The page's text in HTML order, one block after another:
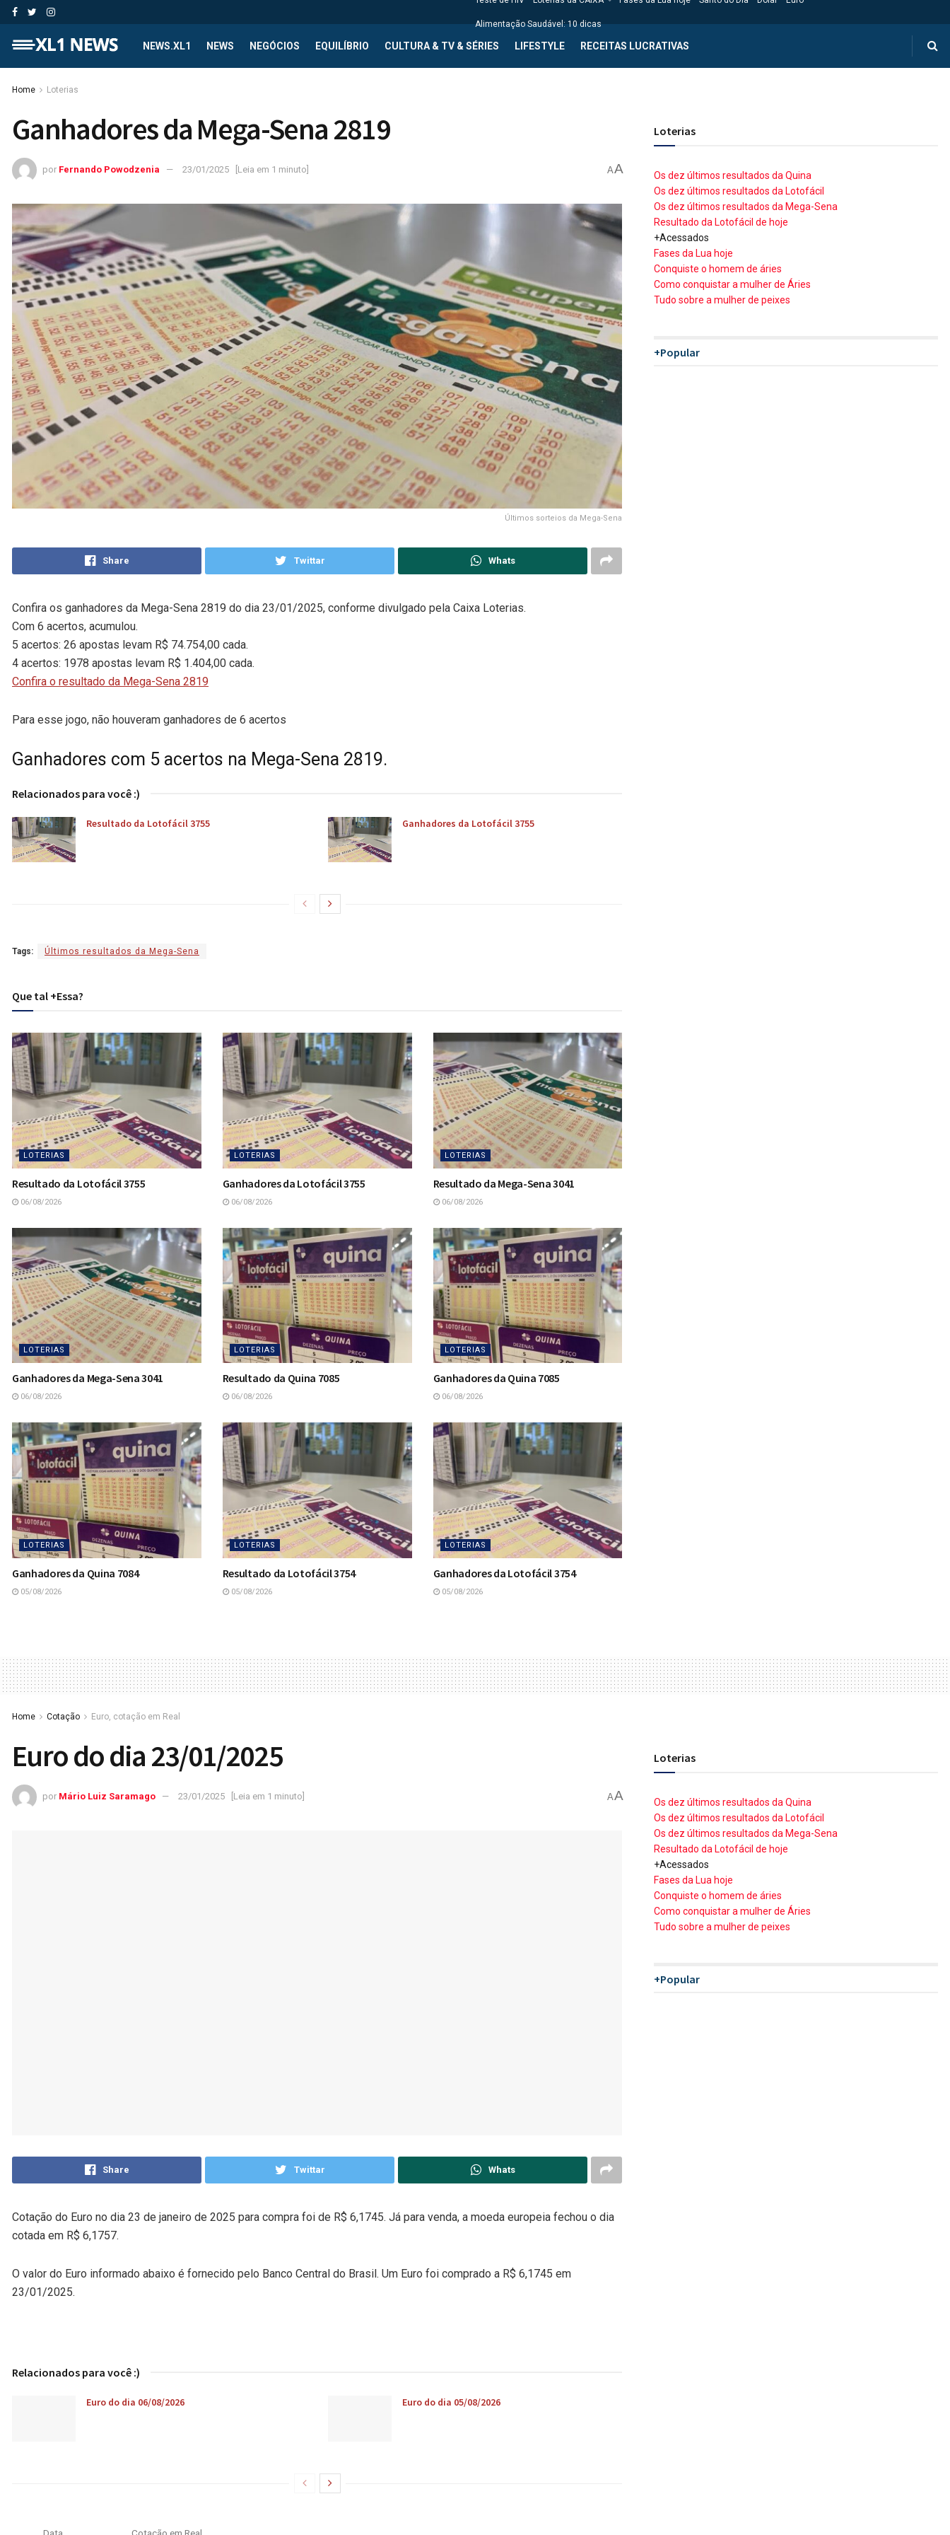
Alimentação Saudável: 10 dicas
NEWS.XL1 NEWS NEGÓCIOS EQUILÍBRIO CULTURA & TV & SÉRIES LIFESTYLE RECEITAS LUCRATIVAS
Home Loterias
Ganhadores da Mega-Sena 2819
por Fernando Powodzenia 23/01/2025 [Leia em 1 minuto] AA
Últimos sorteios da Mega-Sena
Share Twittar Whats
Confira os ganhadores da Mega-Sena 2819 do dia 23/01/2025, conforme divulgado pela Caixa Loterias.
Com 6 acertos, acumulou.
5 acertos: 26 apostas levam R$ 74.754,00 cada.
4 acertos: 1978 apostas levam R$ 1.404,00 cada.
Confira o resultado da Mega-Sena 2819
Para esse jogo, não houveram ganhadores de 6 acertos
Ganhadores com 5 acertos na Mega-Sena 2819.
Relacionados para você :)
Resultado da Lotofácil 3755 Ganhadores da Lotofácil 3755
Tags: Últimos resultados da Mega-Sena
Que tal +Essa?
LOTERIAS
Resultado da Lotofácil 3755
06/08/2026
LOTERIAS
Ganhadores da Lotofácil 3755
06/08/2026
LOTERIAS
Resultado da Mega-Sena 3041
06/08/2026
LOTERIAS
Ganhadores da Mega-Sena 3041
06/08/2026
LOTERIAS
Resultado da Quina 7085
06/08/2026
LOTERIAS
Ganhadores da Quina 7085
06/08/2026
LOTERIAS
Ganhadores da Quina 7084
05/08/2026
LOTERIAS
Resultado da Lotofácil 3754
05/08/2026
LOTERIAS
Ganhadores da Lotofácil 3754
05/08/2026
Loterias
Os dez últimos resultados da Quina
Os dez últimos resultados da Lotofácil
Os dez últimos resultados da Mega-Sena
Resultado da Lotofácil de hoje
+Acessados
Fases da Lua hoje
Conquiste o homem de áries
Como conquistar a mulher de Áries
Tudo sobre a mulher de peixes
+Popular
Home Cotação Euro, cotação em Real
Euro do dia 23/01/2025
por Mário Luiz Saramago 23/01/2025 [Leia em 1 minuto] AA
Share Twittar Whats
Cotação do Euro no dia 23 de janeiro de 2025 para compra foi de R$ 6,1745. Já para venda, a moeda europeia fechou o dia
cotada em R$ 6,1757.
O valor do Euro informado abaixo é fornecido pelo Banco Central do Brasil. Um Euro foi comprado a R$ 6,1745 em
23/01/2025.
Relacionados para você :)
Euro do dia 06/08/2026 Euro do dia 05/08/2026
Data Cotação em Real
Loterias
Os dez últimos resultados da Quina
Os dez últimos resultados da Lotofácil
Os dez últimos resultados da Mega-Sena
Resultado da Lotofácil de hoje
+Acessados
Fases da Lua hoje
Conquiste o homem de áries
Como conquistar a mulher de Áries
Tudo sobre a mulher de peixes
+Popular